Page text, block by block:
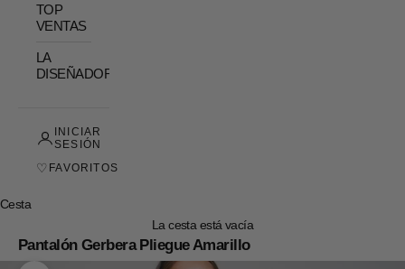
TOP
VENTAS
LA
DISEÑADORA
INICIAR
SESIÓN
♡ FAVORITOS
Cesta
La cesta está vacía
Pantalón Gerbera Pliegue Amarillo